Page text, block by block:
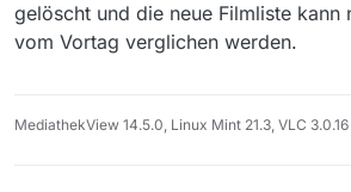
gelöscht und die neue Filmliste kann
vom Vortag verglichen werden.
MediathekView 14.5.0, Linux Mint 21.3, VLC 3.0.16